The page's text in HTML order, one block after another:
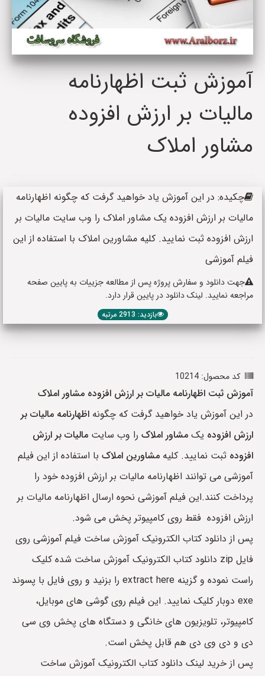
آموزش ثبت اظهارنامه
مالیات بر ارزش افزوده
مشاور املاک
چکیده: در این آموزش یاد خواهید گرفت که چگونه اظهارنامه
مالیات بر ارزش افزوده یک مشاور املاک را وب سایت مالیات بر
ارزش افزوده ثبت نمایید. کلیه مشاورین املاک با استفاده از این
فیلم آموزشی
جهت دانلود و سفارش پروژه پس از مطالعه جزییات به پایین صفحه
مراجعه نمایید. لینک دانلود در پایین قرار دارد.
بازدید: 2913 مرتبه
کد محصول: 10214
آموزش ثبت اظهارنامه مالیات بر ارزش افزوده مشاور املاک
در این آموزش یاد خواهید گرفت که چگونه اظهارنامه مالیات بر
ارزش افزوده یک مشاور املاک را وب سایت مالیات بر ارزش
افزوده ثبت نمایید. کلیه مشاورین املاک با استفاده از این فیلم
آموزشی می توانند اظهارنامه مالیات بر ارزش افزوده خود را
پرداخت کنند.این فیلم آموزشی نحوه ارسال اظهارنامه مالیات بر
ارزش افزوده فقط روی کامپیوتر پخش می شود.
پس از دانلود کتاب الکترونیک آموزش ساخت فیلم آموزشی روی
فایل zip دانلود کتاب الکترونیک آموزش ساخت شده کلیک
راست نموده و گزینه extract here را بزنید و روی فایل با پسوند
exe دوبار کلیک نمایید. این فیلم روی گوشی های موبایل،
کامپیوتر، تلویزیون های خانگی و دستگاه های پخش وی سی
دی و دی وی دی هم قابل پخش است.
پس از خرید لینک دانلود کتاب الکترونیک آموزش ساخت